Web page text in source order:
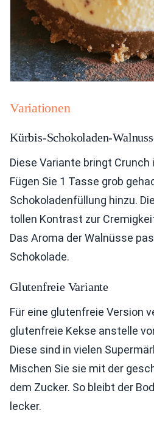
Variationen
Kürbis-Schokoladen-
Diese Variante bringt Crunch
Fügen Sie 1 Tasse grob
Schokoladenfüllung hinzu.
tollen Kontrast zur
Das Aroma der Walnüsse
Schokolade.
Glutenfreie Variante
Für eine glutenfreie Version
glutenfreie Kekse anstelle
Diese sind in vielen
Mischen Sie sie mit der
dem Zucker. So bleibt der
lecker.